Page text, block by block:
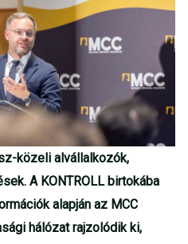
közeli alvállalkozók,
A KONTROLL birtokába
alapján az MCC
hálózat rajzolódik ki,